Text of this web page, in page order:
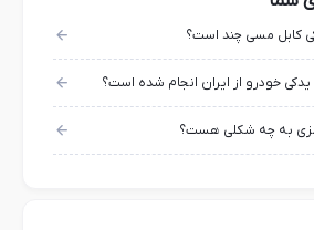
کابل مسی چند است؟
خودرو از ایران انجام شده است؟
به چه شکلی هست؟